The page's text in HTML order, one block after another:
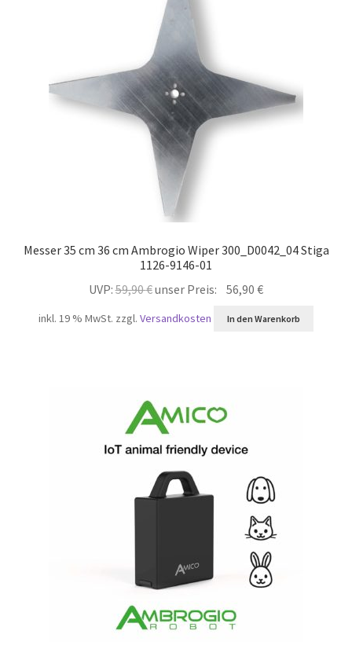
Messer 35 cm 36 cm Ambrogio Wiper 300_D0042_04 Stiga
1126-9146-01
UVP:59,90€Ursprünglicher
war:
unser Preis: 56,90€Aktueller
ist:
inkl. 19 % MwSt. zzgl.Versandkosten In den Warenkorb